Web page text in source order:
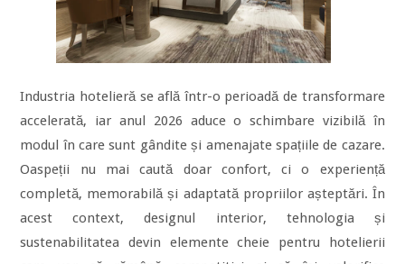
Industria hotelieră se află într-o perioadă de transformare
accelerată, iar anul 2026 aduce o schimbare vizibilă în
modul în care sunt gândite și amenajate spațiile de cazare.
Oaspeții nu mai caută doar confort, ci o experiență
completă, memorabilă și adaptată propriilor așteptări. În
acest context, designul interior, tehnologia și
sustenabilitatea devin elemente cheie pentru hotelierii